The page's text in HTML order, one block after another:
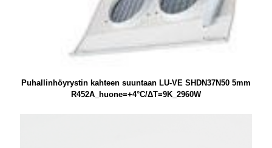
Puhallinhöyrystin kahteen suuntaan LU-VE SHDN37N50 5mm
R452A_huone=+4°C/ΔT=9K_2960W